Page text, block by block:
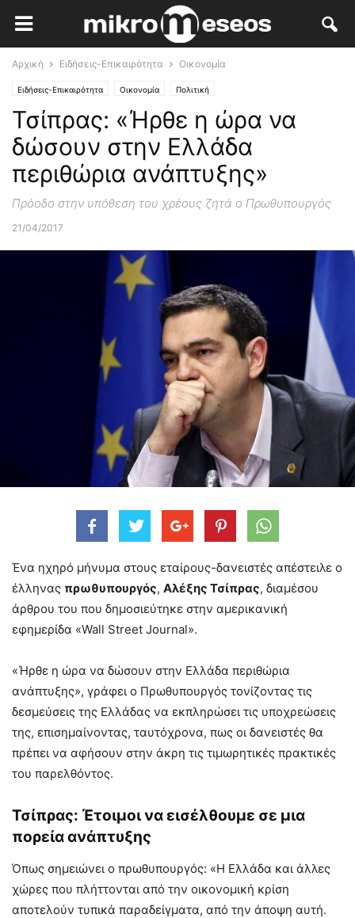
Αρχική Ειδήσεις-Επικαιρότητα Οικονομία
Ειδήσεις-Επικαιρότητα Οικονομία Πολιτική
Τσίπρας: «Ήρθε η ώρα να
δώσουν στην Ελλάδα
περιθώρια ανάπτυξης»
Πρόοδο στην υπόθεση του χρέους ζητά ο Πρωθυπουργός
21/04/2017
Ένα ηχηρό μήνυμα στους εταίρους-δανειστές απέστειλε ο
έλληνας πρωθυπουργός, Αλέξης Τσίπρας, διαμέσου
άρθρου του που δημοσιεύτηκε στην αμερικανική
εφημερίδα «Wall Street Journal».
«Ήρθε η ώρα να δώσουν στην Ελλάδα περιθώρια
ανάπτυξης», γράφει ο Πρωθυπουργός τονίζοντας τις
δεσμεύσεις της Ελλάδας να εκπληρώσει τις υποχρεώσεις
της, επισημαίνοντας, ταυτόχρονα, πως οι δανειστές θα
πρέπει να αφήσουν στην άκρη τις τιμωρητικές πρακτικές
του παρελθόντος.
Τσίπρας: Έτοιμοι να εισέλθουμε σε μια
πορεία ανάπτυξης
Όπως σημειώνει ο πρωθυπουργός: «Η Ελλάδα και άλλες
χώρες που πλήττονται από την οικονομική κρίση
αποτελούν τυπικά παραδείγματα, από την άποψη αυτή.